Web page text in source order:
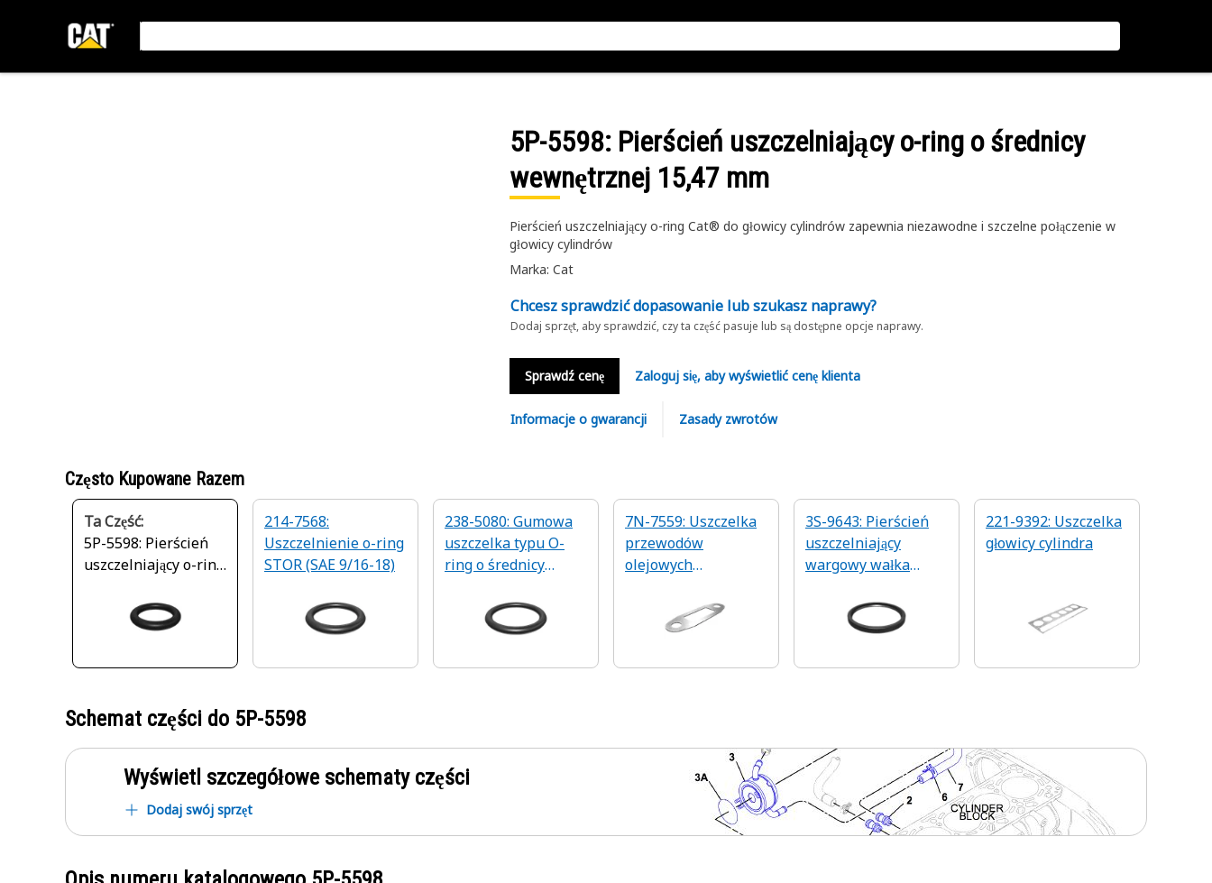
5P-5598: Pierścień uszczelniający o-ring o średnicy
wewnętrznej 15,47 mm
Pierścień uszczelniający o-ring Cat® do głowicy cylindrów zapewnia niezawodne i szczelne połączenie w
głowicy cylindrów
Marka: Cat
Chcesz sprawdzić dopasowanie lub szukasz naprawy?
Dodaj sprzęt, aby sprawdzić, czy ta część pasuje lub są dostępne opcje naprawy.
Sprawdź cenę Zaloguj się, aby wyświetlić cenę klienta
Informacje o gwarancji Zasady zwrotów
Często Kupowane Razem
Ta Część:
5P-5598: Pierścień
uszczelniający o-ring
wewnętrznej 15,47
214-7568:
Uszczelnienie o-ring
STOR (SAE 9/16-18)
238-5080: Gumowa
uszczelka typu O-
ring o średnicy
7N-7559: Uszczelka
przewodów
olejowych
grubości 0,8 mm
3S-9643: Pierścień
uszczelniający
wargowy wałka
221-9392: Uszczelka
głowicy cylindra
Schemat części do 5P-5598
Wyświetl szczegółowe schematy części
Dodaj swój sprzęt